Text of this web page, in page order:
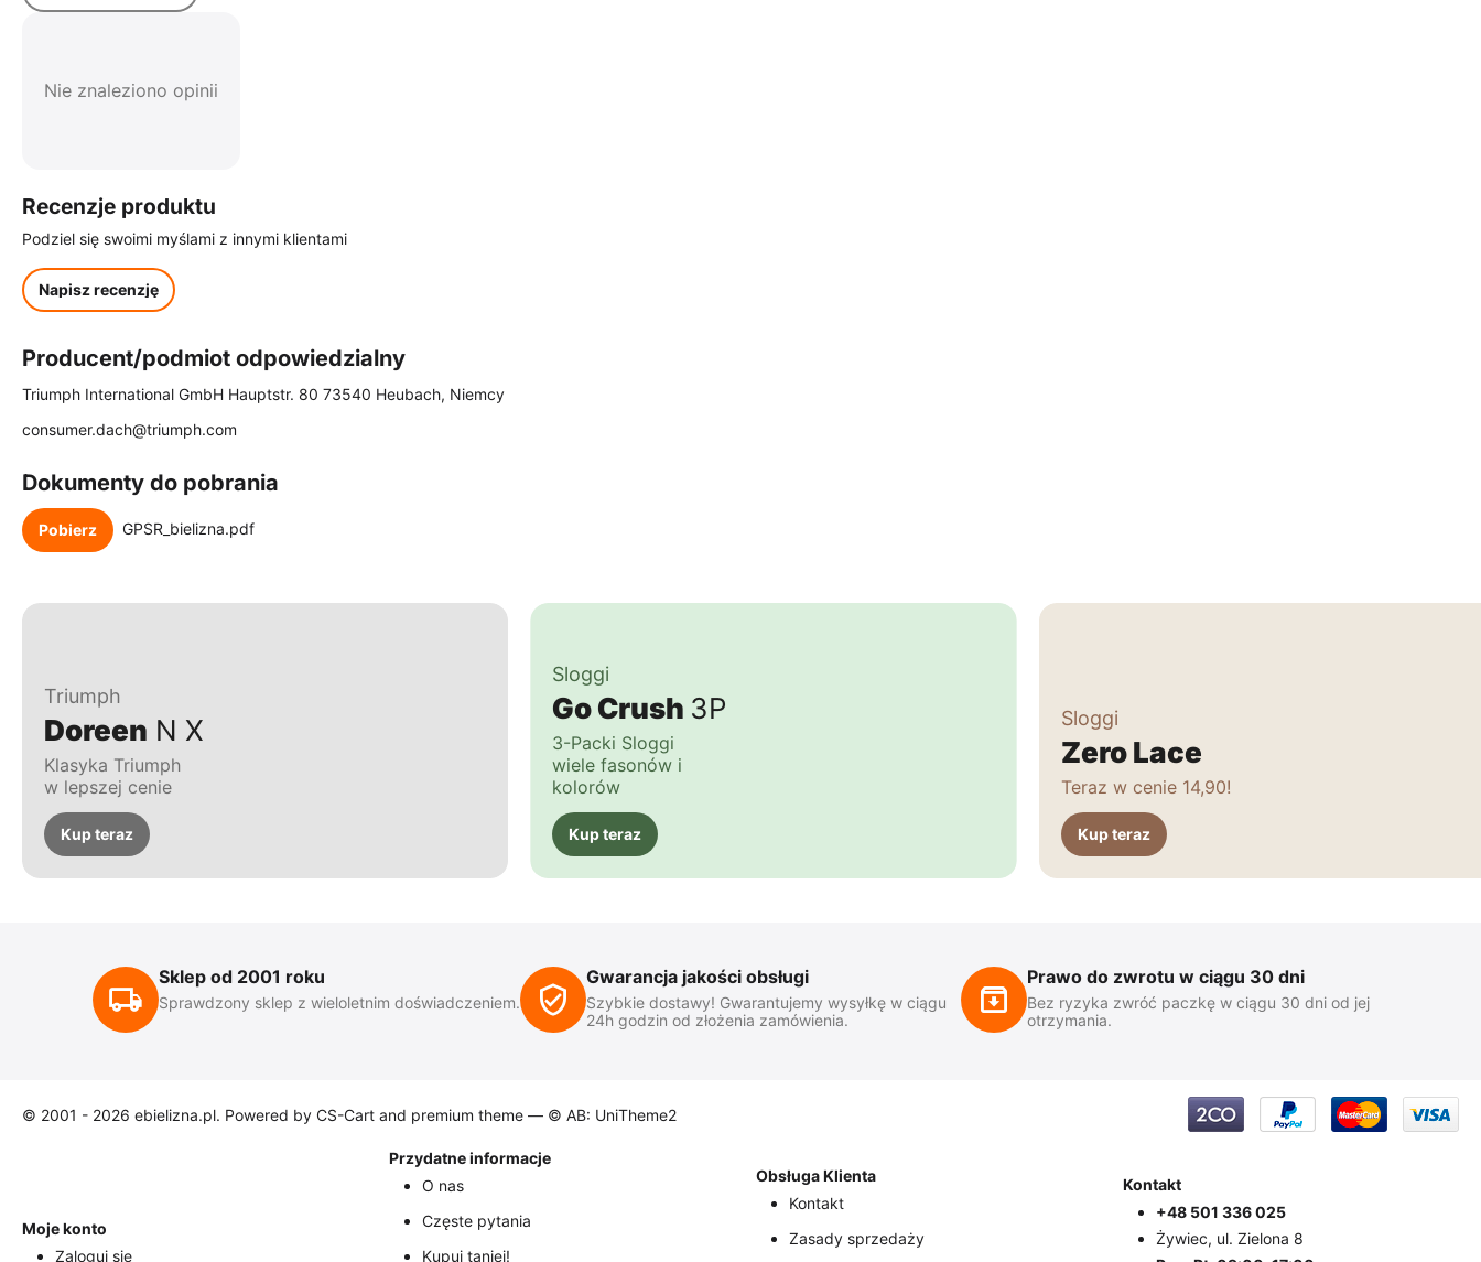
Nie znaleziono opinii
Recenzje produktu
Podziel się swoimi myślami z innymi klientami
Napisz recenzję
Producent/podmiot odpowiedzialny
Triumph International GmbH Hauptstr. 80 73540 Heubach, Niemcy
consumer.dach@triumph.com
Dokumenty do pobrania
Pobierz GPSR_bielizna.pdf
Triumph
Doreen N X
Klasyka Triumph
w lepszej cenie
Kup teraz
Sloggi
Go Crush 3P
3-Packi Sloggi
wiele fasonów i
kolorów
Kup teraz
Sloggi
Zero Lace
Teraz w cenie 14,90!
Kup teraz
Sklep od 2001 roku
Sprawdzony sklep z wieloletnim doświadczeniem.
Gwarancja jakości obsługi
Szybkie dostawy! Gwarantujemy wysyłkę w ciągu
24h godzin od złożenia zamówienia.
Prawo do zwrotu w ciągu 30 dni
Bez ryzyka zwróć paczkę w ciągu 30 dni od jej
otrzymania.
© 2001 - 2026 ebielizna.pl. Powered by CS-Cart and premium theme — © AB: UniTheme2
Moje konto
Zaloguj się
Przydatne informacje
O nas
Częste pytania
Kupuj taniej!
Obsługa Klienta
Kontakt
Zasady sprzedaży
Kontakt
+48 501 336 025
Żywiec, ul. Zielona 8